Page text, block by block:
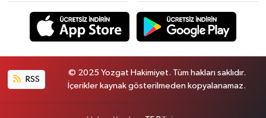
RSS
© 2025 Yozgat Hakimiyet. Tüm hakları saklıdır.
İçerikler kaynak gösterilmeden kopyalanamaz.